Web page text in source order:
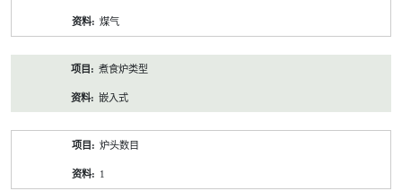
煤气
煮食炉类型
嵌入式
炉头数目
1